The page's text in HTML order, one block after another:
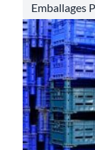
Emballages